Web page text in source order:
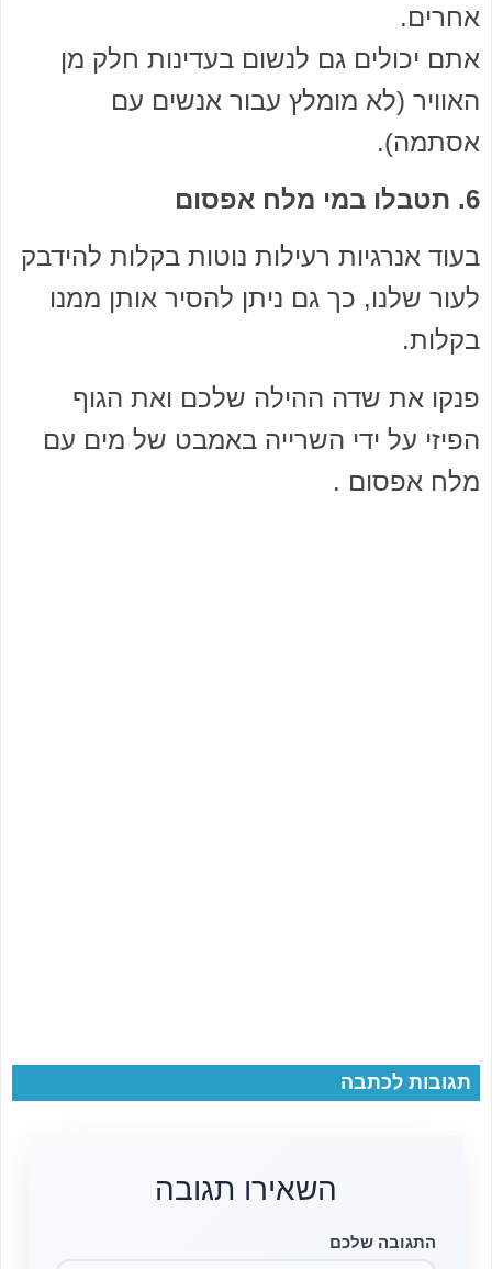
אחרים.
אתם יכולים גם לנשום בעדינות חלק מן
האוויר (לא מומלץ עבור אנשים עם
אסתמה).
6. תטבלו במי מלח אפסום
בעוד אנרגיות רעילות נוטות בקלות להידבק
לעור שלנו, כך גם ניתן להסיר אותן ממנו
בקלות.
פנקו את שדה ההילה שלכם ואת הגוף
הפיזי על ידי השרייה באמבט של מים עם
מלח אפסום .
תגובות לכתבה
השאירו תגובה
התגובה שלכם